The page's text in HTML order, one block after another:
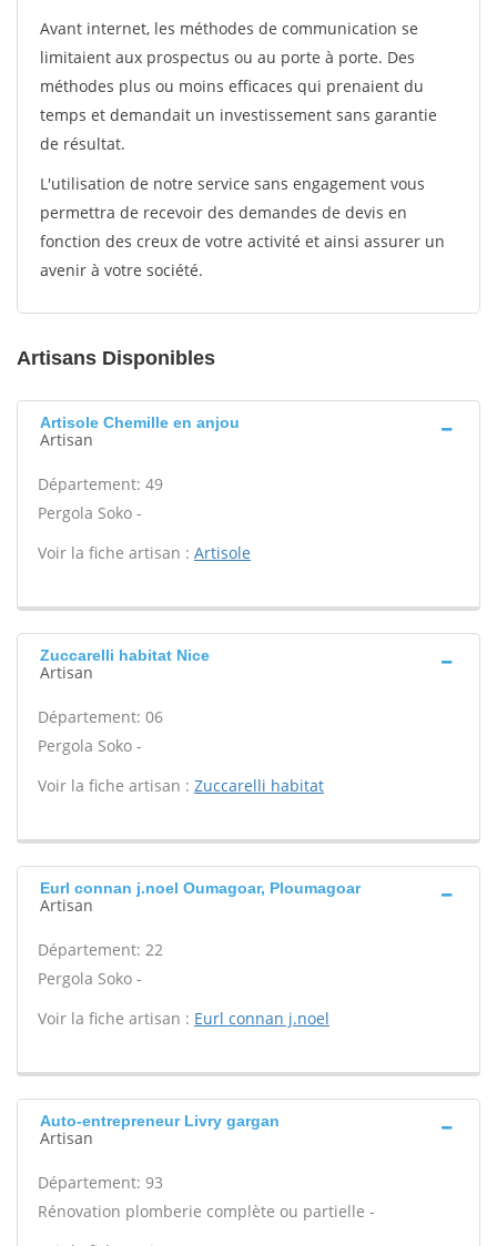
Avant internet, les méthodes de communication se
limitaient aux prospectus ou au porte à porte. Des
méthodes plus ou moins efficaces qui prenaient du
temps et demandait un investissement sans garantie
de résultat.
L'utilisation de notre service sans engagement vous
permettra de recevoir des demandes de devis en
fonction des creux de votre activité et ainsi assurer un
avenir à votre société.
Artisans Disponibles
Artisole Chemille en anjou
Artisan
Département: 49
Pergola Soko -
Voir la fiche artisan : Artisole
Zuccarelli habitat Nice
Artisan
Département: 06
Pergola Soko -
Voir la fiche artisan : Zuccarelli habitat
Eurl connan j.noel Oumagoar, Ploumagoar
Artisan
Département: 22
Pergola Soko -
Voir la fiche artisan : Eurl connan j.noel
Auto-entrepreneur Livry gargan
Artisan
Département: 93
Rénovation plomberie complète ou partielle -